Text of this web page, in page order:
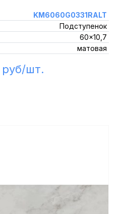
KM6060G0331RALT
Подступенок
60x10,7
матовая
шт.